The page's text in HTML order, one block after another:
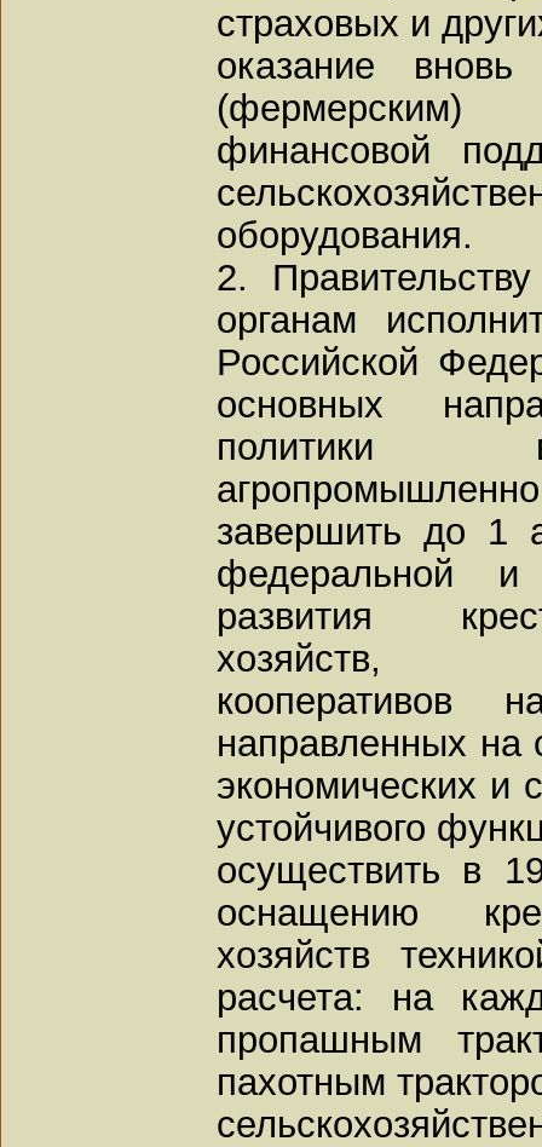
страховых и
оказание вновь
(фермерским)
финансовой
оборудования.
2.
органам
Российской
основных
политики
завершить до 1
федеральной и
развития
хозяйств,
направленных на
экономических и
устойчивого
осуществить в
оснащению
хозяйств
расчета: на
пропашным
пахотным